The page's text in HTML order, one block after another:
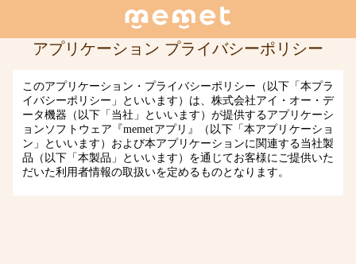
アプリケーション プライバシーポリシー